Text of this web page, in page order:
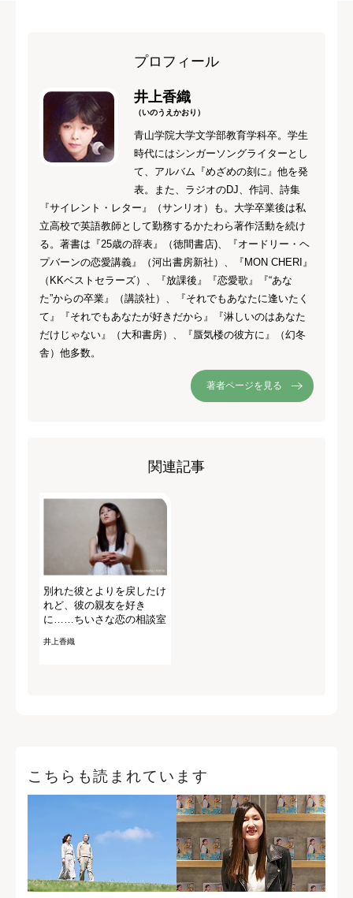
プロフィール
井上香織
（いのうえかおり）
青山学院大学文学部教育学科卒。学生
時代にはシンガーソングライターとし
て、アルバム『めざめの刻に』他を発
表。また、ラジオのDJ、作詞、詩集
『サイレント・レター』（サンリオ）も。大学卒業後は私
立高校で英語教師として勤務するかたわら著作活動を続け
る。著書は『25歳の辞表』（徳間書店)、『オードリー・ヘ
プバーンの恋愛講義』（河出書房新社）、『MON CHERI』
（KKベストセラーズ）、『放課後』『恋愛歌』『“あな
た”からの卒業』（講談社）、『それでもあなたに逢いたく
て』『それでもあなたが好きだから』『淋しいのはあなた
だけじゃない』（大和書房）、『蜃気楼の彼方に』（幻冬
舎）他多数。
著者ページを見る
関連記事
別れた彼とよりを戻したけ
れど、彼の親友を好き
に……ちいさな恋の相談室
井上香織
こちらも読まれています